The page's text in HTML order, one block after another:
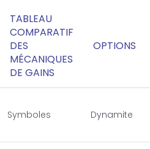
TABLEAU
COMPARATIF
DES
MÉCANIQUES
DE GAINS
OPTIONS
Symboles Dynamite